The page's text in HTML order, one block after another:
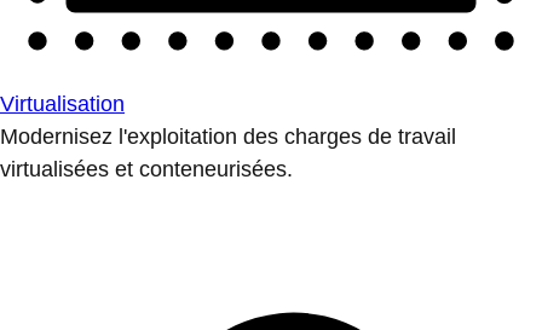
Virtualisation
Modernisez l'exploitation des charges de travail
virtualisées et conteneurisées.